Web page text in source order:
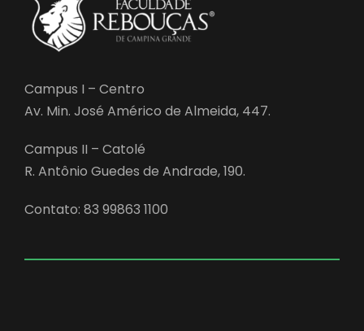
Campus I – Centro
Av. Min. José Américo de Almeida, 447.
Campus II – Catolé
R. Antônio Guedes de Andrade, 190.
Contato: 83 99863 1100